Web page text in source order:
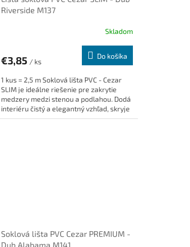
Riverside M137
Skladom
€3,85 / ks
Do košíka
1 kus = 2,5 m Soklová lišta PVC - Cezar
SLIM je ideálne riešenie pre zakrytie
medzery medzi stenou a podlahou. Dodá
interiéru čistý a elegantný vzhľad, skryje
káble a...
Soklová lišta PVC Cezar PREMIUM -
Dub Alabama M141